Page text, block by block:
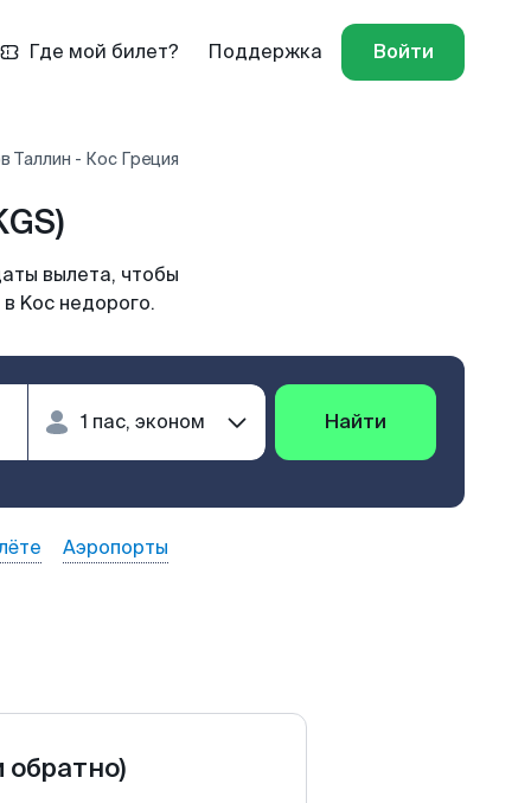
Где мой билет? Поддержка Войти
Таллин - Кос Греция
вылета, чтобы
Koc недорого.
Найти
Аэропорты
обратно)